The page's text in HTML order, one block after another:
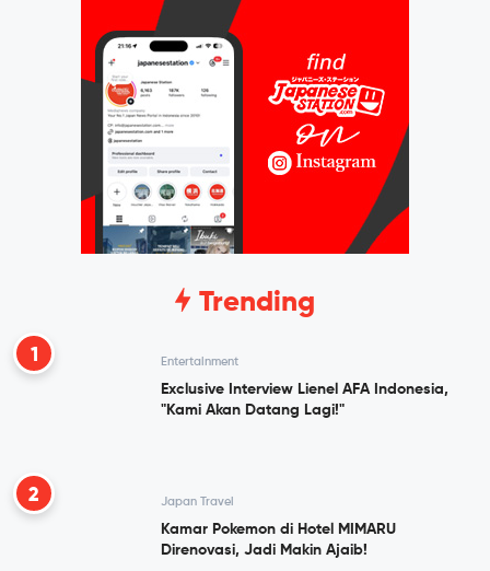
Trending
1 Entertainment
Exclusive Interview Lienel AFA Indonesia,
"Kami Akan Datang Lagi!"
2 Japan Travel
Kamar Pokemon di Hotel MIMARU
Direnovasi, Jadi Makin Ajaib!